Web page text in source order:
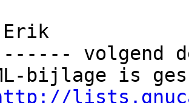
volgend
bijlage is